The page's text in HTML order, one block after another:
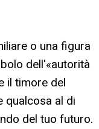
o una figura
dell'«autorità
il timore del
qualcosa al di
del tuo futuro.